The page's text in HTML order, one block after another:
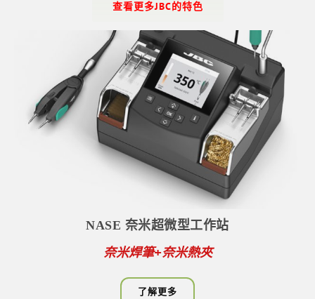
查看更多JBC的特色
NASE 奈米超微型工作站
奈米焊筆+奈米熱夾
了解更多